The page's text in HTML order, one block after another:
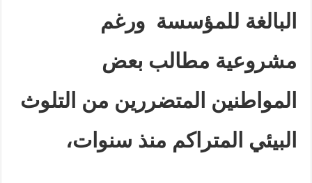
البالغة للمؤسسة ورغم
مشروعية مطالب بعض
المواطنين المتضررين من التلوث
البيئي المتراكم منذ سنوات،